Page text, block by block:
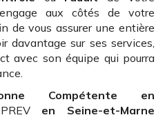
aux côtés de votre
de vous assurer une entière
davantage sur ses services,
avec son équipe qui pourra
Compétente en
en Seine-et-Marne